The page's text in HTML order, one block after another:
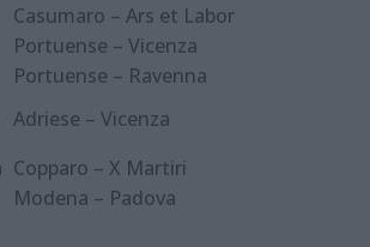
Casumaro – Ars et Labor
Portuense – Vicenza
Portuense – Ravenna
Adriese – Vicenza
Copparo – X Martiri
Modena – Padova